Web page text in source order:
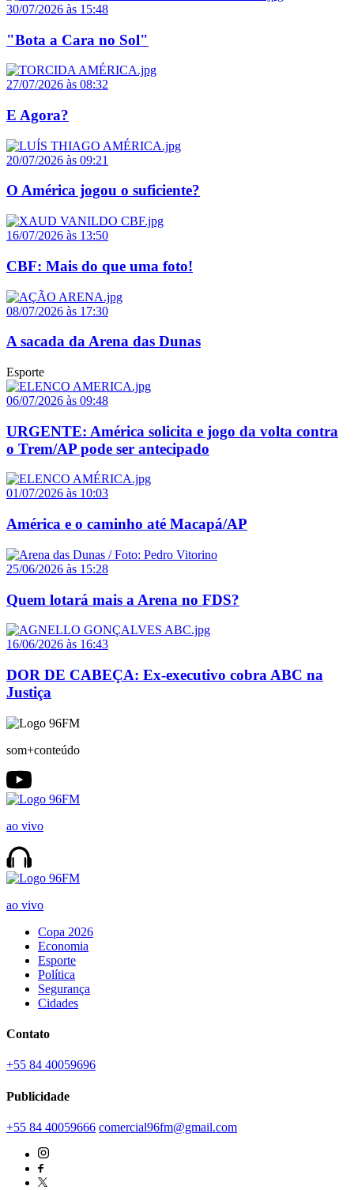
30/07/2026 às 15:48
"Bota a Cara no Sol"
27/07/2026 às 08:32
E Agora?
20/07/2026 às 09:21
O América jogou o suficiente?
16/07/2026 às 13:50
CBF: Mais do que uma foto!
08/07/2026 às 17:30
A sacada da Arena das Dunas
Esporte
06/07/2026 às 09:48
URGENTE: América solicita e jogo da volta contra
o Trem/AP pode ser antecipado
01/07/2026 às 10:03
América e o caminho até Macapá/AP
25/06/2026 às 15:28
Quem lotará mais a Arena no FDS?
16/06/2026 às 16:43
DOR DE CABEÇA: Ex-executivo cobra ABC na
Justiça
som+conteúdo
ao vivo
ao vivo
Copa 2026
Economia
Esporte
Política
Segurança
Cidades
Contato
+55 84 40059696
Publicidade
+55 84 40059666 comercial96fm@gmail.com